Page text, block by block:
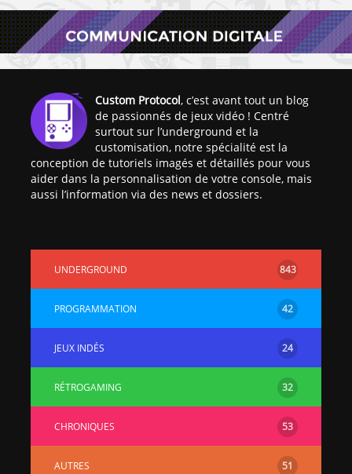
Custom Protocol, c’est avant tout un blog
de passionnés de jeux vidéo ! Centré
surtout sur l’underground et la
customisation, notre spécialité est la
conception de tutoriels imagés et détaillés pour vous
aider dans la personnalisation de votre console, mais
aussi l’information via des news et dossiers.
UNDERGROUND 843
PROGRAMMATION 42
JEUX INDÉS 24
RÉTROGAMING 32
CHRONIQUES 53
AUTRES 51